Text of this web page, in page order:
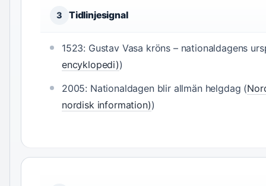
3 Tidlinjesignal
1523: Gustav Vasa kröns – nationaldagens
encyklopedi))
2005: Nationaldagen blir allmän helgdag (
nordisk information))